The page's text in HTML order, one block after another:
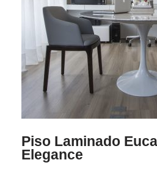
Piso Laminado
Elegance